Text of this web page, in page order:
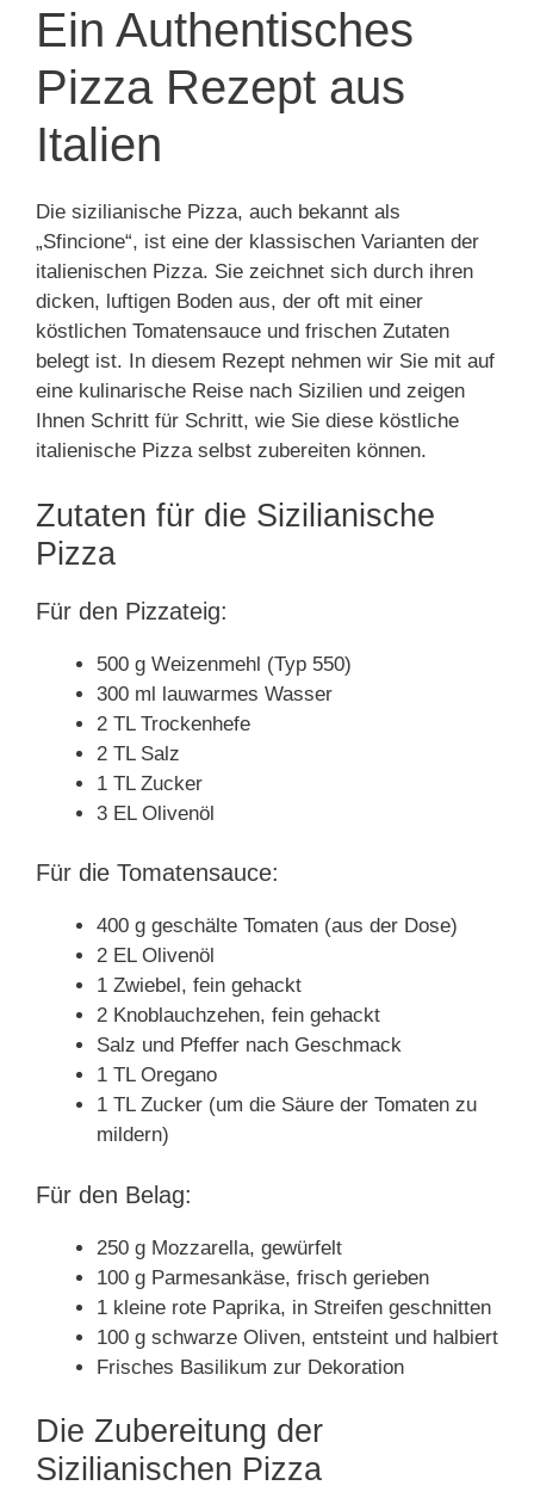
Ein Authentisches
Pizza Rezept aus
Italien
Die sizilianische Pizza, auch bekannt als
„Sfincione“, ist eine der klassischen Varianten der
italienischen Pizza. Sie zeichnet sich durch ihren
dicken, luftigen Boden aus, der oft mit einer
köstlichen Tomatensauce und frischen Zutaten
belegt ist. In diesem Rezept nehmen wir Sie mit auf
eine kulinarische Reise nach Sizilien und zeigen
Ihnen Schritt für Schritt, wie Sie diese köstliche
italienische Pizza selbst zubereiten können.
Zutaten für die Sizilianische
Pizza
Für den Pizzateig:
500 g Weizenmehl (Typ 550)
300 ml lauwarmes Wasser
2 TL Trockenhefe
2 TL Salz
1 TL Zucker
3 EL Olivenöl
Für die Tomatensauce:
400 g geschälte Tomaten (aus der Dose)
2 EL Olivenöl
1 Zwiebel, fein gehackt
2 Knoblauchzehen, fein gehackt
Salz und Pfeffer nach Geschmack
1 TL Oregano
1 TL Zucker (um die Säure der Tomaten zu
mildern)
Für den Belag:
250 g Mozzarella, gewürfelt
100 g Parmesankäse, frisch gerieben
1 kleine rote Paprika, in Streifen geschnitten
100 g schwarze Oliven, entsteint und halbiert
Frisches Basilikum zur Dekoration
Die Zubereitung der
Sizilianischen Pizza